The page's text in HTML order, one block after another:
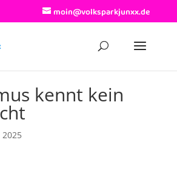
moin@volksparkjunxx.de
kennt kein